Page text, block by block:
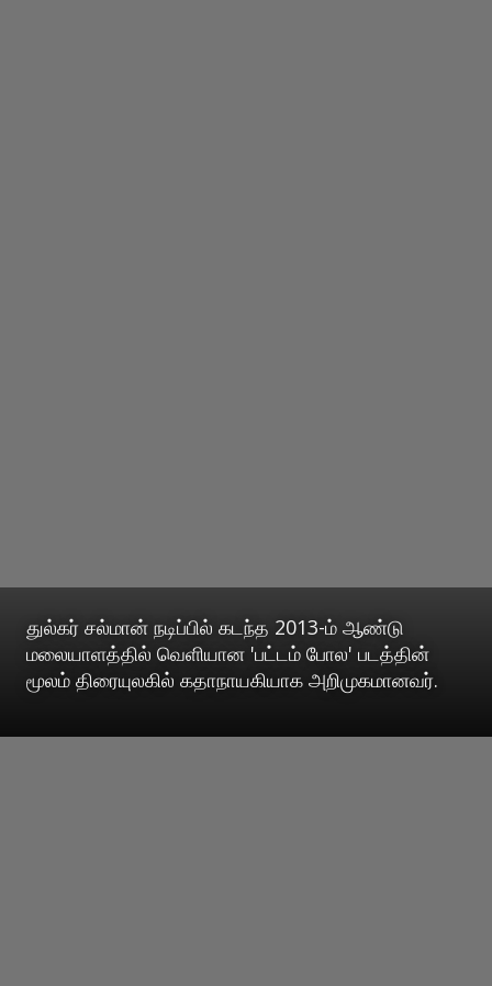
துல்கர் சல்மான் நடிப்பில் கடந்த 2013-ம் ஆண்டு
மலையாளத்தில் வெளியான 'பட்டம் போல' படத்தின்
மூலம் திரையுலகில் கதாநாயகியாக அறிமுகமானவர்.